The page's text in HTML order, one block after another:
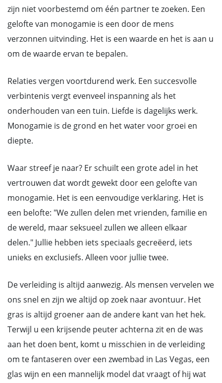
zijn niet voorbestemd om één partner te zoeken. Een
gelofte van monogamie is een door de mens
verzonnen uitvinding. Het is een waarde en het is aan u
om de waarde ervan te bepalen.
Relaties vergen voortdurend werk. Een succesvolle
verbintenis vergt evenveel inspanning als het
onderhouden van een tuin. Liefde is dagelijks werk.
Monogamie is de grond en het water voor groei en
diepte.
Waar streef je naar? Er schuilt een grote adel in het
vertrouwen dat wordt gewekt door een gelofte van
monogamie. Het is een eenvoudige verklaring. Het is
een belofte: "We zullen delen met vrienden, familie en
de wereld, maar seksueel zullen we alleen elkaar
delen." Jullie hebben iets speciaals gecreëerd, iets
unieks en exclusiefs. Alleen voor jullie twee.
De verleiding is altijd aanwezig. Als mensen vervelen we
ons snel en zijn we altijd op zoek naar avontuur. Het
gras is altijd groener aan de andere kant van het hek.
Terwijl u een krijsende peuter achterna zit en de was
aan het doen bent, komt u misschien in de verleiding
om te fantaseren over een zwembad in Las Vegas, een
glas wijn en een mannelijk model dat vraagt of hij wat